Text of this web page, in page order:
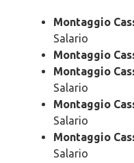
Montaggio
Salario
Montaggio
Montaggio
Salario
Montaggio
Salario
Montaggio
Salario